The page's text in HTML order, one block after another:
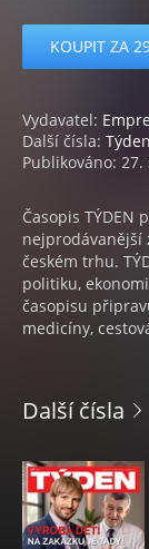
KOUPIT ZA
Vydavatel:
Další čísla: Týden
Publikováno: 27.
Časopis TÝDEN
nejprodávanější
českém trhu.
politiku,
časopisu
medicíny,
Další čísla